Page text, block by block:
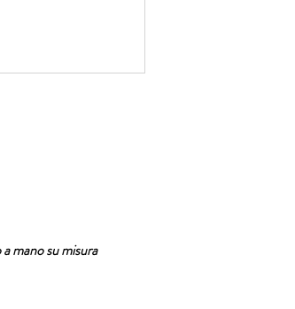
mano su misura